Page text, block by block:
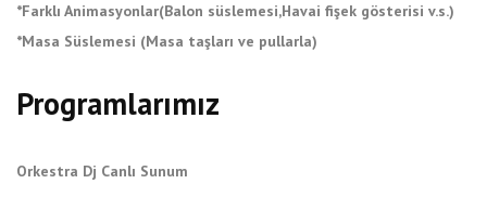
*Farklı Animasyonlar(Balon süslemesi,Havai fişek gösterisi v.s.)
*Masa Süslemesi (Masa taşları ve pullarla)
Programlarımız
Orkestra Dj Canlı Sunum